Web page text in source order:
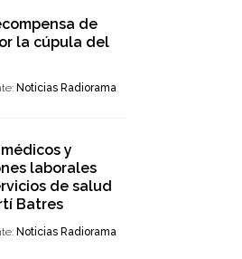
de
la cúpula del
Noticias Radiorama
y
laborales
de salud
Batres
Noticias Radiorama